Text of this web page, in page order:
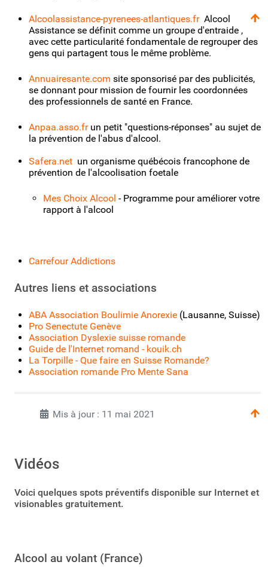
Alcoolassistance-pyrenees-atlantiques.fr Alcool
Assistance se définit comme un groupe d'entraide ,
avec cette particularité fondamentale de regrouper des
gens qui partagent tous le même problème.
Annuairesante.com site sponsorisé par des publicités,
se donnant pour mission de fournir les coordonnées
des professionnels de santé en France.
Anpaa.asso.frun petit "questions-réponses" au sujet de
la prévention de l'abus d'alcool.
Safera.net un organisme québécois francophone de
prévention de l'alcoolisation foetale
Mes Choix Alcool - Programme pour améliorer votre
rapport à l'alcool
Carrefour Addictions
Autres liens et associations
ABA Association Boulimie Anorexie (Lausanne, Suisse)
Pro Senectute Genève
Association Dyslexie suisse romande
Guide de l'Internet romand - kouik.ch
La Torpille - Que faire en Suisse Romande?
Association romande Pro Mente Sana
Mis à jour : 11 mai 2021
Vidéos
Voici quelques spots préventifs disponible sur Internet et
visionables gratuitement.
Alcool au volant (France)